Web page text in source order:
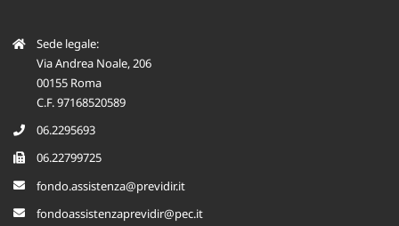
Sede legale:
Via Andrea Noale, 206
00155 Roma